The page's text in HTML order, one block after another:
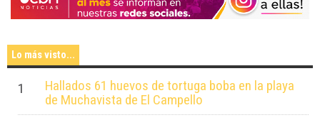
Lo más visto...
1
Hallados 61 huevos de tortuga boba en la playa
de Muchavista de El Campello